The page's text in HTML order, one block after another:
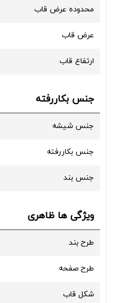
محدوده عرض قاب
عرض قاب
ارتفاع قاب
جنس بکاررفته
جنس شیشه
جنس بکاررفته
جنس بند
ویژگی ها ظاهری
طرح بند
طرح صفحه
شکل قاب